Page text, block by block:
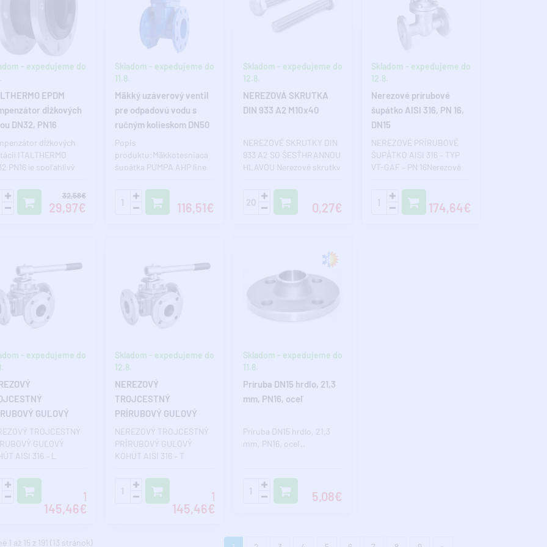
- expedujeme do
EPDM
dĺžkových
DN32, PN16
dĺžkových
ITALTHERMO
PN16 je spoľahlivý
32,58€
29,97€
Skladom - expedujeme do
11.8.
Mäkký uzáverový ventil
pre odpadovú vodu s
ručným kolieskom DN50
PN16
Popis
produktu:Mäkkotesniaca
šupátka PUMPA AHP line
určená na uzatváranie p..
116,51€
Skladom - expedujeme do
12.8.
NEREZOVÁ SKRUTKA
DIN 933 A2 M10x40
NEREZOVÉ SKRUTKY DIN
933 A2 SO ŠESŤHRANNOU
HLAVOU Nerezové skrutky
nerezovej oc..
0,27€
Skladom - expedujeme do
12.8.
Nerezové prírubové
šupátko AISI 316, PN 16,
DN15
NEREZOVÉ PRÍRUBOVÉ
ŠUPÁTKO AISI 316 – TYP
VT-GAF – PN 16Nerezové
je profesi..
174,64€
- expedujeme do
GUĽOVÝ
AISI 316 – L
– DN 50
TROJCESTNÝ
GUĽOVÝ
AISI 316 – L
trojcestný
1
145,46€
Skladom - expedujeme do
12.8.
NEREZOVÝ
TROJCESTNÝ
PRÍRUBOVÝ GUĽOVÝ
KOHÚT AISI 316 – T
VŔTANIE – DN 50
NEREZOVÝ TROJCESTNÝ
PRÍRUBOVÝ GUĽOVÝ
KOHÚT AISI 316 – T
Nerezový trojcestný prír..
1
145,46€
Skladom - expedujeme do
11.8.
Príruba DN15 hrdlo, 21,3
mm, PN16, oceľ
Príruba DN15 hrdlo, 21,3
mm, PN16, oceľ..
5,08€
1 až 15 z 191 (13 stránok)